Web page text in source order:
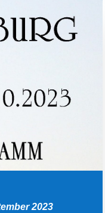
2023